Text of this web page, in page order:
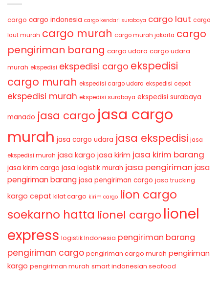
cargo cargo indonesia cargo kendari surabaya cargo laut cargo
laut murah cargo murah cargo murah jakarta cargo
pengiriman barang cargo udara cargo udara
murah ekspedisi ekspedisi cargo ekspedisi
cargo murah ekspedisi cargo udara ekspedisi cepat
ekspedisi murah ekspedisi surabaya ekspedisi surabaya
manado jasa cargo jasa cargo
murah jasa cargo udara jasa ekspedisi jasa
ekspedisi murah jasa kargo jasa kirim jasa kirim barang
jasa kirim cargo jasa logistik murah jasa pengiriman jasa
pengiriman barang jasa pengiriman cargo jasa trucking
kargo cepat kilat cargo kirim cargo lion cargo
soekarno hatta lionel cargo lionel
express logistik Indonesia pengiriman barang
pengiriman cargo pengiriman cargo murah pengiriman
kargo pengiriman murah smart indonesian seafood